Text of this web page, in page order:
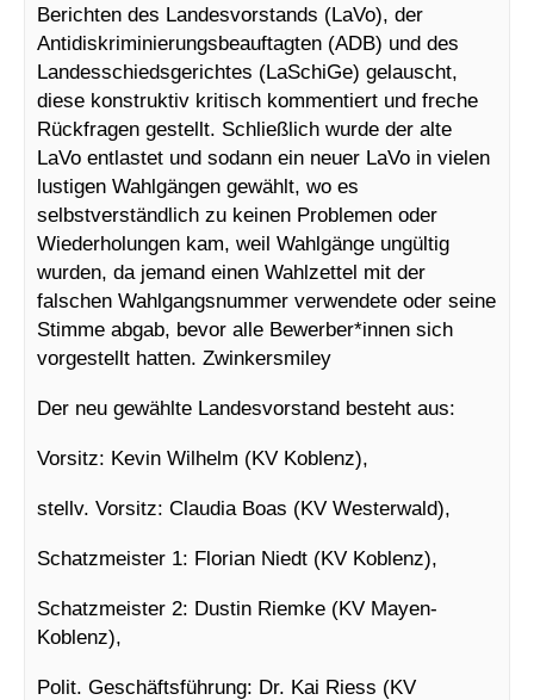
Berichten des Landesvorstands (LaVo), der
Antidiskriminierungsbeauftagten (ADB) und des
Landesschiedsgerichtes (LaSchiGe) gelauscht,
diese konstruktiv kritisch kommentiert und freche
Rückfragen gestellt. Schließlich wurde der alte
LaVo entlastet und sodann ein neuer LaVo in vielen
lustigen Wahlgängen gewählt, wo es
selbstverständlich zu keinen Problemen oder
Wiederholungen kam, weil Wahlgänge ungültig
wurden, da jemand einen Wahlzettel mit der
falschen Wahlgangsnummer verwendete oder seine
Stimme abgab, bevor alle Bewerber*innen sich
vorgestellt hatten. Zwinkersmiley
Der neu gewählte Landesvorstand besteht aus:
Vorsitz: Kevin Wilhelm (KV Koblenz),
stellv. Vorsitz: Claudia Boas (KV Westerwald),
Schatzmeister 1: Florian Niedt (KV Koblenz),
Schatzmeister 2: Dustin Riemke (KV Mayen-
Koblenz),
Polit. Geschäftsführung: Dr. Kai Riess (KV